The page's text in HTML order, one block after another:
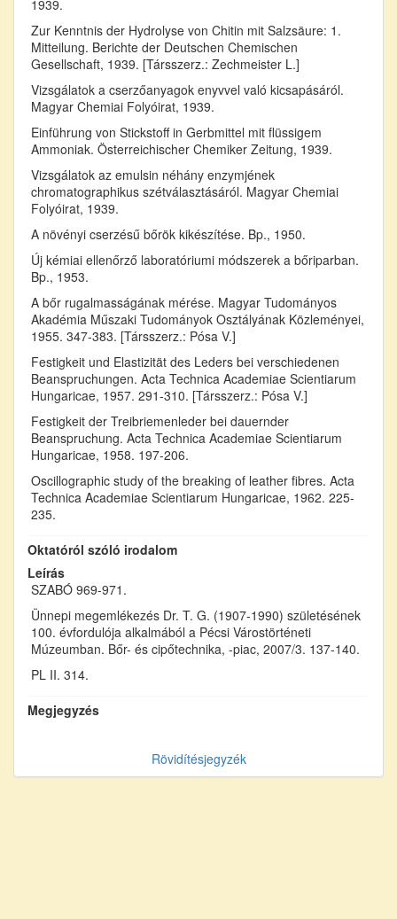
1939.
Zur Kenntnis der Hydrolyse von Chitin mit Salzsäure: 1.
Mitteilung. Berichte der Deutschen Chemischen
Gesellschaft, 1939. [Társszerz.: Zechmeister L.]
Vizsgálatok a cserzőanyagok enyvvel való kicsapásáról.
Magyar Chemiai Folyóirat, 1939.
Einführung von Stickstoff in Gerbmittel mit flüssigem
Ammoniak. Österreichischer Chemiker Zeitung, 1939.
Vizsgálatok az emulsin néhány enzymjének
chromatographikus szétválasztásáról. Magyar Chemiai
Folyóirat, 1939.
A növényi cserzésű bőrök kikészítése. Bp., 1950.
Új kémiai ellenőrző laboratóriumi módszerek a bőriparban.
Bp., 1953.
A bőr rugalmasságának mérése. Magyar Tudományos
Akadémia Műszaki Tudományok Osztályának Közleményei,
1955. 347-383. [Társszerz.: Pósa V.]
Festigkeit und Elastizität des Leders bei verschiedenen
Beanspruchungen. Acta Technica Academiae Scientiarum
Hungaricae, 1957. 291-310. [Társszerz.: Pósa V.]
Festigkeit der Treibriemenleder bei dauernder
Beanspruchung. Acta Technica Academiae Scientiarum
Hungaricae, 1958. 197-206.
Oscillographic study of the breaking of leather fibres. Acta
Technica Academiae Scientiarum Hungaricae, 1962. 225-
235.
Oktatóról szóló irodalom
Leírás
SZABÓ 969-971.
Ünnepi megemlékezés Dr. T. G. (1907-1990) születésének
100. évfordulója alkalmából a Pécsi Várostörténeti
Múzeumban. Bőr- és cipőtechnika, -piac, 2007/3. 137-140.
PL II. 314.
Megjegyzés
Rövidítésjegyzék